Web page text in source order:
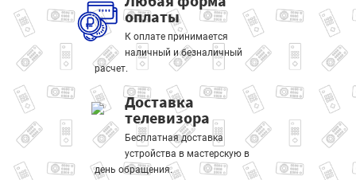
оплаты
К оплате принимается
наличный и безналичный
расчет.
Доставка
телевизора
Бесплатная доставка
устройства в мастерскую в
день обращения.